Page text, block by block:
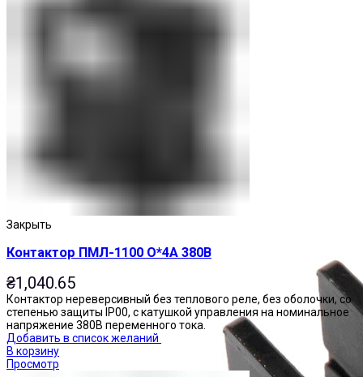
Закрыть
Контактор ПМЛ-1100 О*4А 380В
₴1,040.65
Контактор нереверсивный без теплового реле, без оболочки, со
степенью защиты IP00, с катушкой управления на номинальное
напряжение 380В переменного тока.
Добавить в список желаний
В корзину
Просмотр